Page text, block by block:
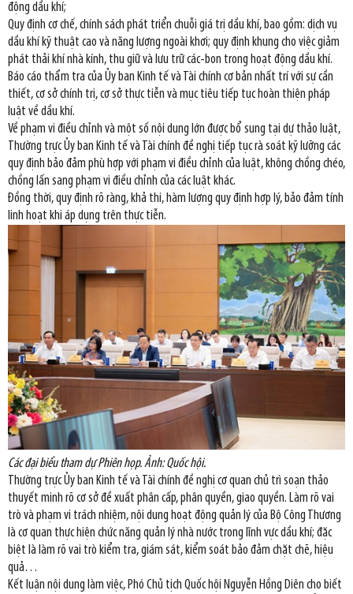
động dầu khí;
Quy định cơ chế, chính sách phát triển chuỗi giá trị dầu khí, bao gồm: dịch vụ
dầu khí kỹ thuật cao và năng lượng ngoài khơi; quy định khung cho việc giảm
phát thải khí nhà kính, thu giữ và lưu trữ các-bon trong hoạt động dầu khí.
Báo cáo thẩm tra của Ủy ban Kinh tế và Tài chính cơ bản nhất trí với sự cần
thiết, cơ sở chính trị, cơ sở thực tiễn và mục tiêu tiếp tục hoàn thiện pháp
luật về dầu khí.
Về phạm vi điều chỉnh và một số nội dung lớn được bổ sung tại dự thảo luật,
Thường trực Ủy ban Kinh tế và Tài chính đề nghị tiếp tục rà soát kỹ lưỡng các
quy định bảo đảm phù hợp với phạm vi điều chỉnh của luật, không chồng chéo,
chồng lấn sang phạm vi điều chỉnh của các luật khác.
Đồng thời, quy định rõ ràng, khả thi, hàm lượng quy định hợp lý, bảo đảm tính
linh hoạt khi áp dụng trên thực tiễn.
Các đại biểu tham dự Phiên họp. Ảnh: Quốc hội.
Thường trực Ủy ban Kinh tế và Tài chính đề nghị cơ quan chủ trì soạn thảo
thuyết minh rõ cơ sở đề xuất phân cấp, phân quyền, giao quyền. Làm rõ vai
trò và phạm vi trách nhiệm, nội dung hoạt động quản lý của Bộ Công Thương
là cơ quan thực hiện chức năng quản lý nhà nước trong lĩnh vực dầu khí; đặc
biệt là làm rõ vai trò kiểm tra, giám sát, kiểm soát bảo đảm chặt chẽ, hiệu
quả…
Kết luận nội dung làm việc, Phó Chủ tịch Quốc hội Nguyễn Hồng Diên cho biết